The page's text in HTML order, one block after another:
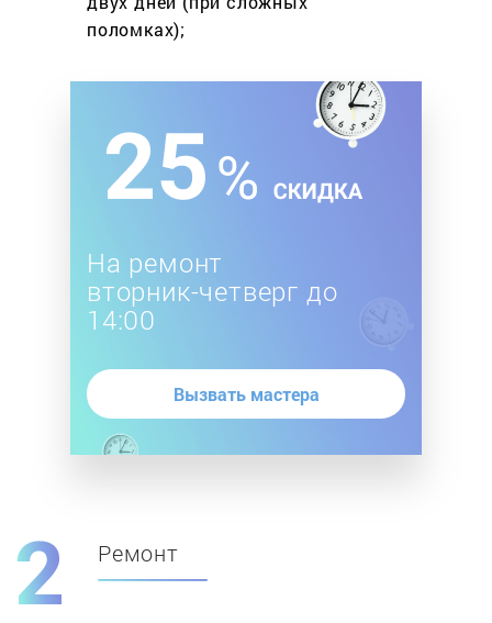
поломках);
На ремонт
вторник-четверг до
14:00
Вызвать мастера
Ремонт